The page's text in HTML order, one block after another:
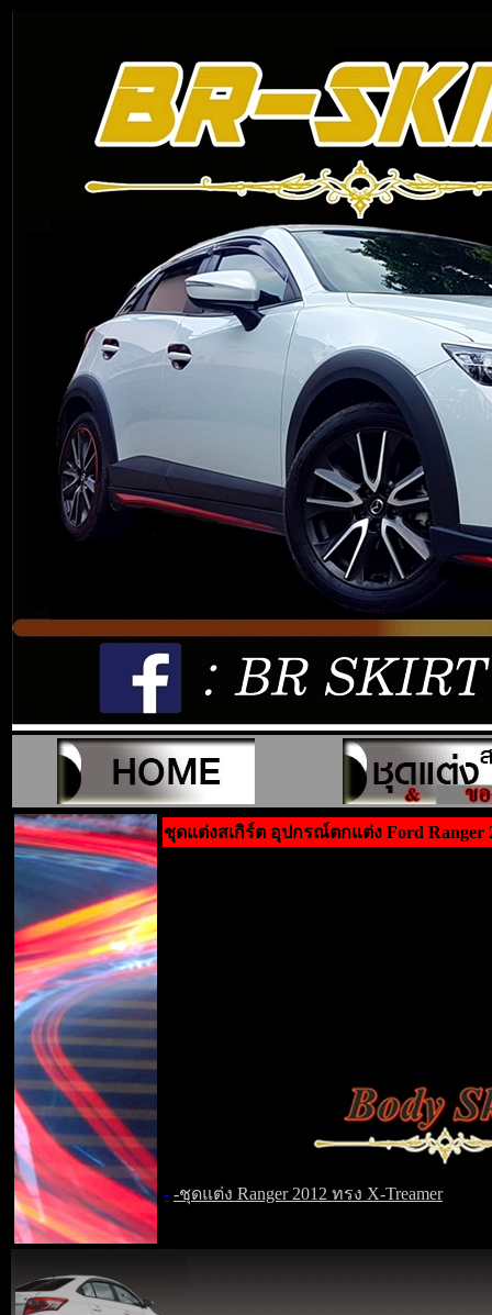
ชุดแต่งสเกิร์ต อุปกรณ์ตกแต่ง Ford Ranger
- -ชุดแต่ง Ranger 2012 ทรง X-Treamer